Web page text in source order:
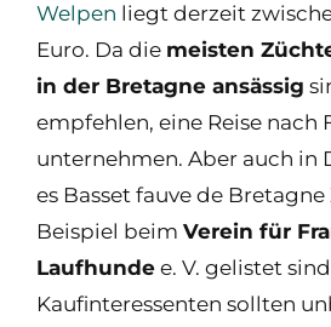
Welpen liegt derzeit
Euro. Da die meisten
in der Bretagne ansässig
empfehlen, eine Reise nach
unternehmen. Aber auch in
es Basset fauve de
Beispiel beim Verein für
Laufhunde e. V. gelistet
Kaufinteressenten sollten